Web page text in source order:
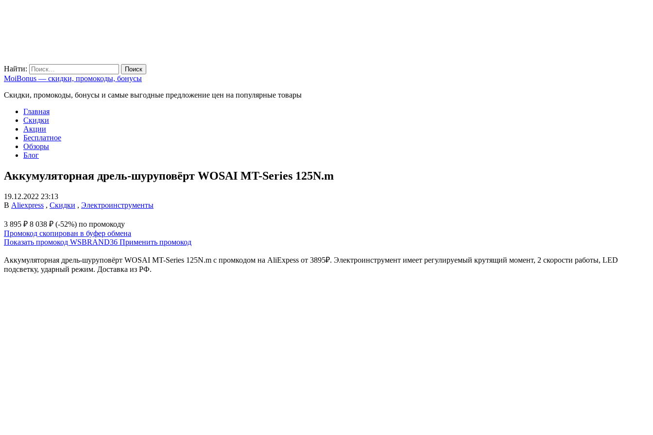
Найти:
MoiBonus — скидки, промокоды, бонусы
Скидки, промокоды, бонусы и самые выгодные предложение цен на популярные товары
Главная
Скидки
Акции
Бесплатное
Обзоры
Блог
Аккумуляторная дрель-шуруповёрт WOSAI MT-Series 125N.m
19.12.2022 23:13
В Aliexpress , Скидки , Электроинструменты
3 895 ₽ 8 038 ₽ (-52%) по промокоду
Промокод скопирован в буфер обмена
Показать промокод WSBRAND36 Применить промокод
Аккумуляторная дрель-шуруповёрт WOSAI MT-Series 125N.m с промкодом на AliExpess от 3895₽. Электроинструмент имеет регулируемый крутящий момент, 2 скорости работы, LED
подсветку, ударный режим. Доставка из РФ.